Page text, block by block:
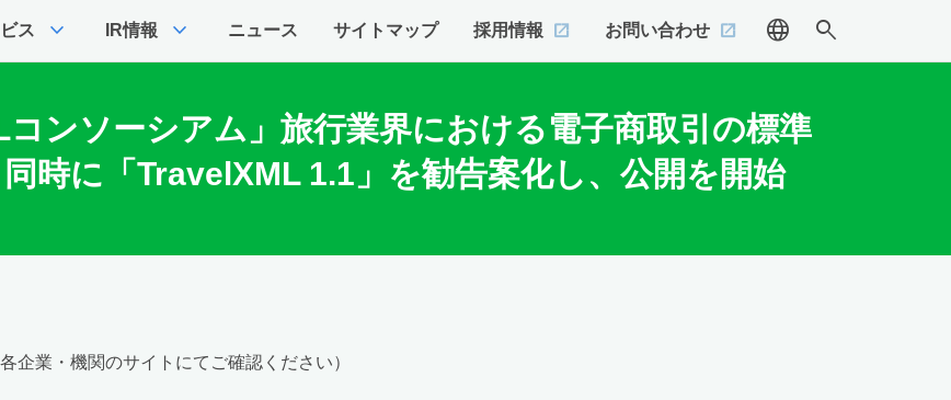
ス expand_more IR情報 expand_more ニュース サイトマップ 採用情報 お問い合わせ language search
コンソーシアム」旅行業界における電子商取引の標準
時に「TravelXML 1.1」を勧告案化し、公開を開始
企業・機関のサイトにてご確認ください）